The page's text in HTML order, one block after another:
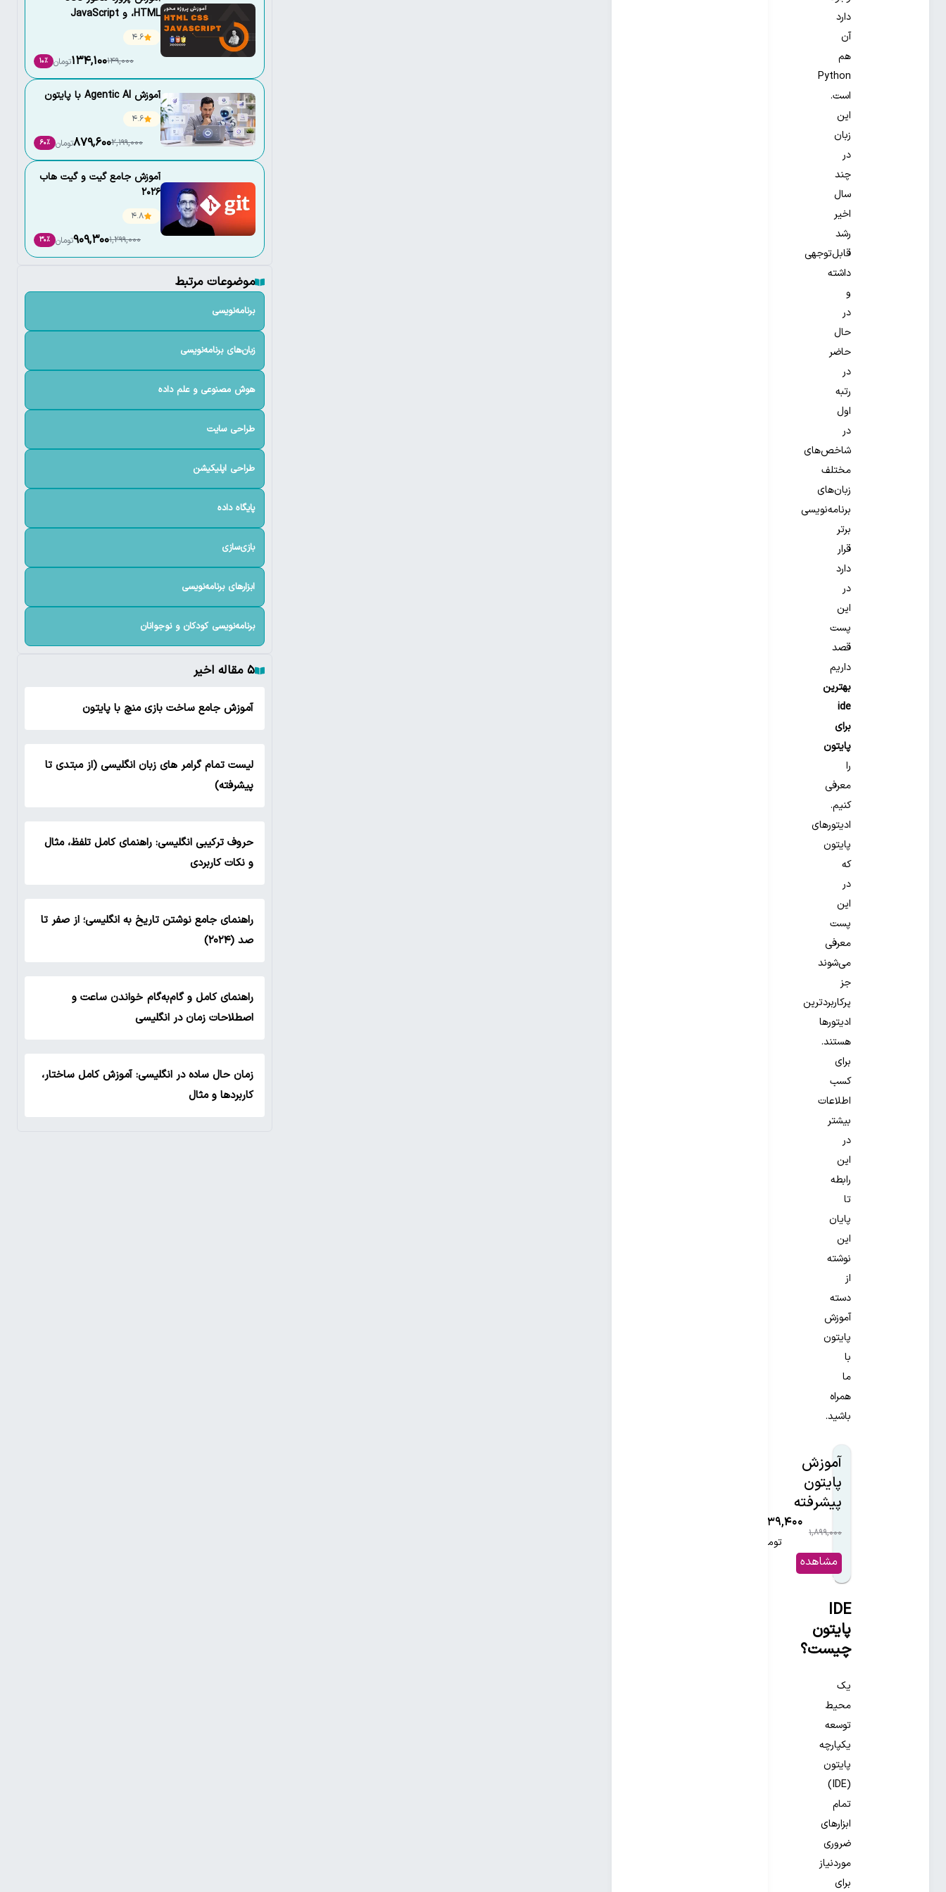
دارد
آن‌
هم
Python
است.
این
زبان
در
چند
سال
اخیر
رشد
قابل‌توجهی
داشته
و
در
حال
حاضر
در
رتبه
اول
در
شاخص‌های
مختلف
زبان‌های
برنامه‌نویسی
برتر
قرار
دارد
در
این
پست
قصد
داریم
بهترین
ide
برای
پایتون
را
معرفی
کنیم.
ادیتورهای
پایتون
که
در
این
پست
معرفی
می‌شوند
جز
پرکاربردترین
ادیتورها
هستند.
برای
کسب
اطلاعات
بیشتر
در
این
رابطه
تا
پایان
این
نوشته
از
دسته
آموزش
پایتون
با
ما
همراه
باشید.
آموزش
پایتون
پیشرفته‌
۱,۸۹۹,۰۰۰
۱,۱۳۹,۴۰۰
تومان
مشاهده
و خرید
IDE
پایتون
چیست؟
یک
محیط
توسعه
یکپارچه
پایتون
(IDE)
تمام
ابزارهای
ضروری
موردنیاز
برای
،HTML و JavaScript
4.6
149,000
134,100تومان 10٪
آموزش Agentic AI با پایتون
4.6
2,199,000
879,600تومان 60٪
آموزش جامع گیت و گیت هاب
2026
4.8
1,299,000
909,300تومان 30٪
موضوعات مرتبط
برنامه‌نویسی
زبان‌های برنامه‌نویسی
هوش مصنوعی و علم داده
طراحی سایت
طراحی اپلیکیشن
پایگاه داده
بازی‌سازی
ابزارهای برنامه‌نویسی
برنامه‌نویسی کودکان و نوجوانان
۵ مقاله اخیر
آموزش جامع ساخت بازی منچ با پایتون
لیست تمام گرامر های زبان انگلیسی (از مبتدی تا
پیشرفته)
حروف ترکیبی انگلیسی: راهنمای کامل تلفظ، مثال
و نکات کاربردی
راهنمای جامع نوشتن تاریخ به انگلیسی؛ از صفر تا
صد (۲۰۲۴)
راهنمای کامل و گام‌به‌گام خواندن ساعت و
اصطلاحات زمان در انگلیسی
زمان حال ساده در انگلیسی: آموزش کامل ساختار،
کاربردها و مثال